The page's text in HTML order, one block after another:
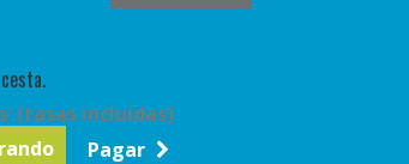
(tasas incluídas)
Pagar